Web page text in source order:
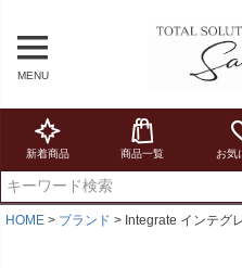
MENU
新着商品 商品一覧 お気
HOME ブランド Integrate インテグ